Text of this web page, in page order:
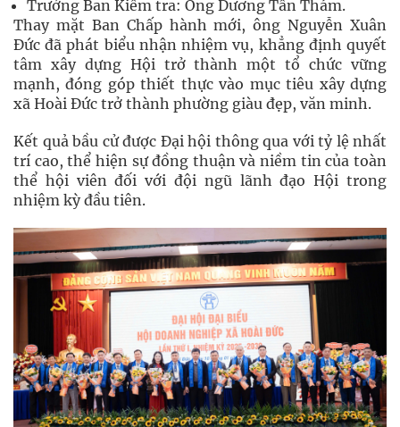
Trưởng Ban Kiểm tra: Ông Dương Tấn Thám.
Thay mặt Ban Chấp hành mới, ông Nguyễn Xuân
Đức đã phát biểu nhận nhiệm vụ, khẳng định quyết
tâm xây dựng Hội trở thành một tổ chức vững
mạnh, đóng góp thiết thực vào mục tiêu xây dựng
xã Hoài Đức trở thành phường giàu đẹp, văn minh.
Kết quả bầu cử được Đại hội thông qua với tỷ lệ nhất
trí cao, thể hiện sự đồng thuận và niềm tin của toàn
thể hội viên đối với đội ngũ lãnh đạo Hội trong
nhiệm kỳ đầu tiên.